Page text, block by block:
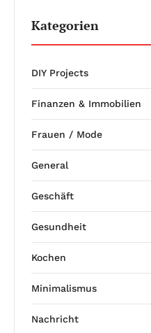
Kategorien
DIY Projects
Finanzen & Immobilien
Frauen / Mode
General
Geschäft
Gesundheit
Kochen
Minimalismus
Nachricht